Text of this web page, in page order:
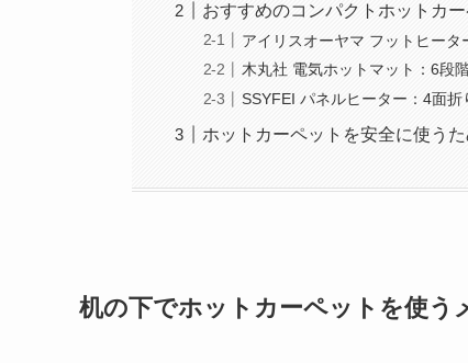
おすすめのコンパクトホットカ
アイリスオーヤマ フットヒータ
木丸社 電気ホットマット：6段
SSYFEI パネルヒーター：4面折
ホットカーペットを安全に使う
机の下でホットカーペットを使う